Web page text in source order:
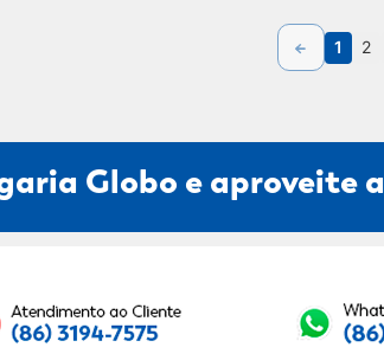
1 2
Globo e aproveite